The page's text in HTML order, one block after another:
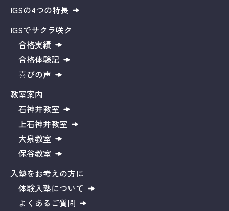
IGSの4つの特長
IGSでサクラ咲ク
合格実績
合格体験記
喜びの声
教室案内
石神井教室
上石神井教室
大泉教室
保谷教室
入塾をお考えの方に
体験入塾について
よくあるご質問